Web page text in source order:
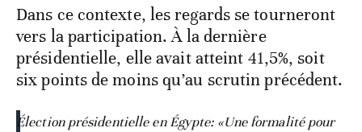
Dans ce contexte, les regards se tourneront
vers la participation. À la dernière
présidentielle, elle avait atteint 41,5%, soit
six points de moins qu’au scrutin précédent.
Élection présidentielle en Égypte: «Une formalité pour